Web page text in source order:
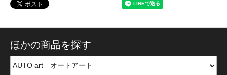
ほかの商品を探す